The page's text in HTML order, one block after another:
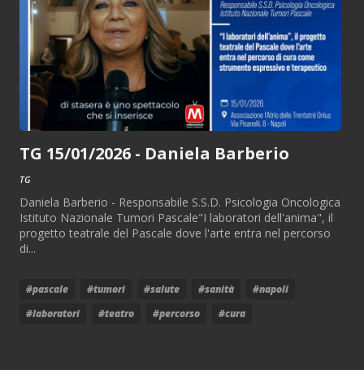
TG 15/01/2026 - Daniela Barberio
TG
Daniela Barberio - Responsabile S.S.D. Psicologia Oncologica
Istituto Nazionale Tumori Pascale"I laboratori dell'anima", il
progetto teatrale del Pascale dove l'arte entra nel percorso
di...
#pascale #tumori #salute #sanità
#napoli
#laboratori
#teatro #percorso #cura